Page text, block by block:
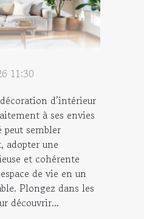
11:30
d’intérieur
à ses envies
peut sembler
adopter une
et cohérente
de vie en un
Plongez dans les
découvrir...